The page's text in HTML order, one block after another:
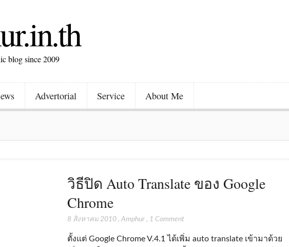
blog since 2009
Advertorial Service About Me
วิธีปิด Auto Translate ของ Google
Chrome
8 สิงหาคม 2010, Amphur, 1 Comment
ตั้งแต่ Google Chrome V.4.1 ได้เพิ่ม auto translate เข้ามาด้วย